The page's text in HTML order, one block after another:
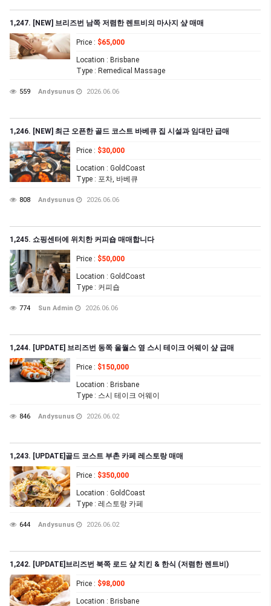
1,247. [NEW] 브리즈번 남쪽 저렴한 렌트비의 마사지 샾 매매
Price : $65,000
Location : Brisbane
Type : Remedical Massage
559 Andysunus 2026.06.06
1,246. [NEW] 최근 오픈한 골드 코스트 바베큐 집 시설과 임대만 급매
Price : $30,000
Location : GoldCoast
Type : 포차, 바베큐
808 Andysunus 2026.06.06
1,245. 쇼핑센터에 위치한 커피숍 매매합니다
Price : $50,000
Location : GoldCoast
Type : 커피숍
774 Sun Admin 2026.06.06
1,244. [UPDATE] 브리즈번 동쪽 울월스 옆 스시 테이크 어웨이 샾 급매
Price : $150,000
Location : Brisbane
Type : 스시 테이크 어웨이
846 Andysunus 2026.06.02
1,243. [UPDATE]골드 코스트 부촌 카페 레스토랑 매매
Price : $350,000
Location : GoldCoast
Type : 레스토랑 카페
644 Andysunus 2026.06.02
1,242. [UPDATE]브리즈번 북쪽 로드 샾 치킨 & 한식 (저렴한 렌트비)
Price : $98,000
Location : Brisbane